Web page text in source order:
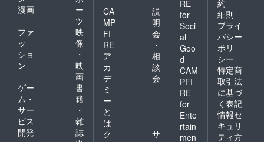
漫画
ー
ツ
ファ
ッ
ショ
ン
映
像
・
映
画
ゲー
ム・
サー
ビス
開発
書
籍
・
雑
誌
CA
MP
FI
RE
ア
カ
デ
ミ
ー
と
は
説
明
会
・
相
談
会
ク
サ
RE
for
Soci
al
Goo
d
CAM
PFI
RE
for
Ente
rtain
men
約
細則
プライ
バシー
ポリ
シー
特定商
取引法
に基づ
く表記
情報セ
キュリ
ティ方